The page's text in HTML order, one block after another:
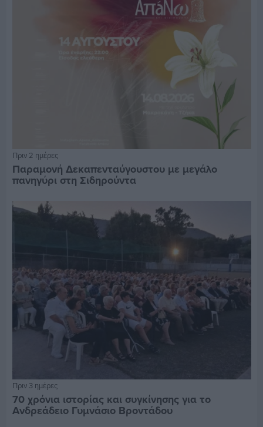
Πριν 2 ημέρες
Παραμονή Δεκαπενταύγουστου με μεγάλο
πανηγύρι στη Σιδηρούντα
Πριν 3 ημέρες
70 χρόνια ιστορίας και συγκίνησης για το
Ανδρεάδειο Γυμνάσιο Βροντάδου